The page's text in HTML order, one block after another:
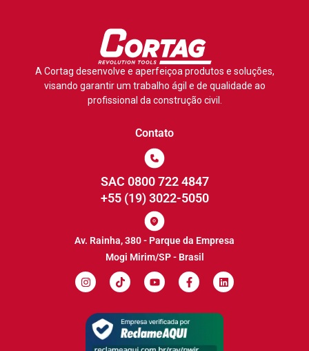
A Cortag desenvolve e aperfeiçoa produtos e soluções,
visando garantir um trabalho ágil e de qualidade ao
profissional da construção civil.
Contato
SAC 0800 722 4847
+55 (19) 3022-5050
Av. Rainha, 380 - Parque da Empresa
Mogi Mirim/SP - Brasil